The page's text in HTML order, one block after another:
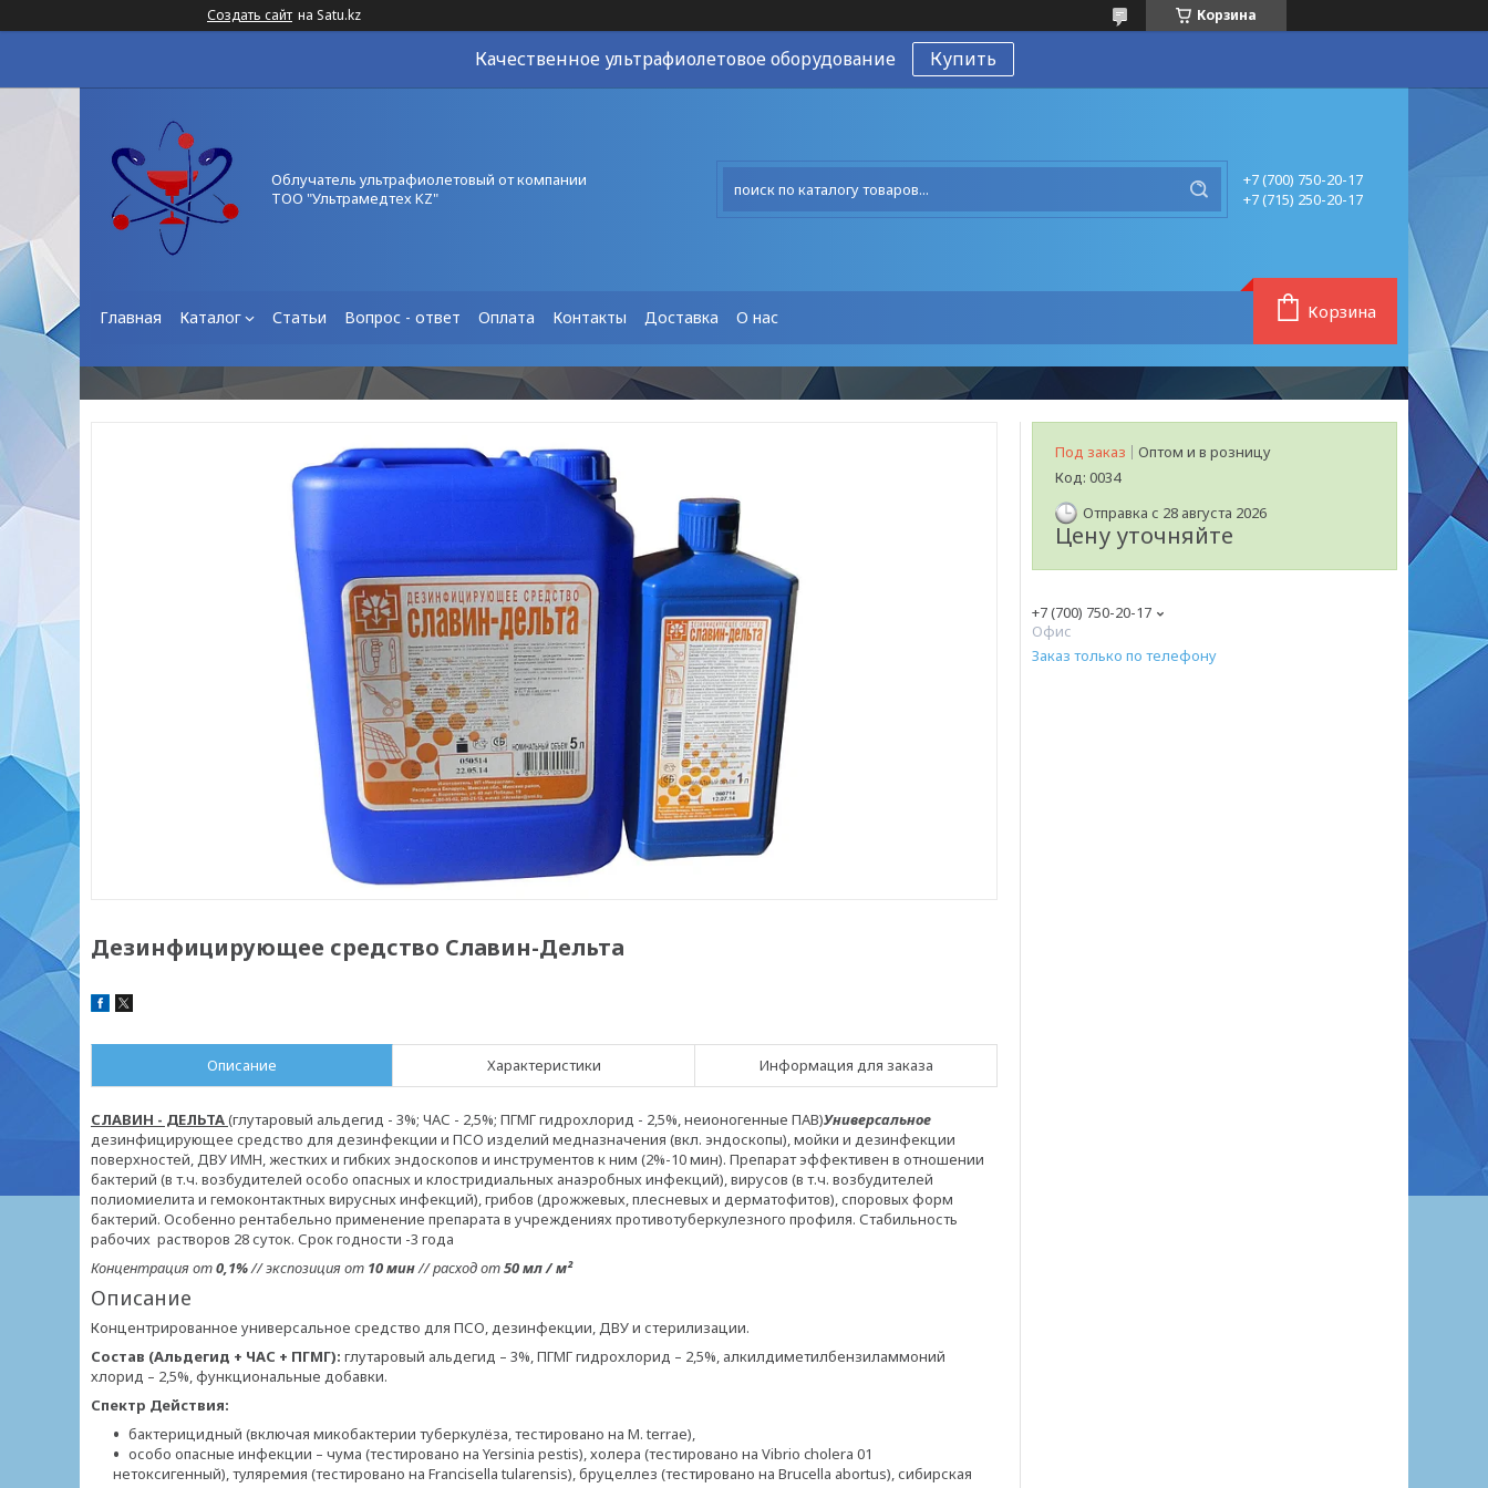
Создать сайт на Satu.kz Корзина
Качественное ультрафиолетовое оборудование Купить
Облучатель ультрафиолетовый от компании
ТОО "Ультрамедтех KZ"
+7 (700) 750-20-17
+7 (715) 250-20-17
Главная Каталог Статьи Вопрос - ответ Оплата Контакты Доставка О нас Корзина
Дезинфицирующее средство Славин-Дельта
Описание Характеристики Информация для заказа
СЛАВИН - ДЕЛЬТА(глутаровый альдегид - 3%; ЧАС - 2,5%; ПГМГ гидрохлорид - 2,5%, неионогенные ПАВ)Универсальное
дезинфицирующее средство для дезинфекции и ПСО изделий медназначения (вкл. эндоскопы), мойки и дезинфекции
поверхностей, ДВУ ИМН, жестких и гибких эндоскопов и инструментов к ним (2%-10 мин). Препарат эффективен в отношении
бактерий (в т.ч. возбудителей особо опасных и клостридиальных анаэробных инфекций), вирусов (в т.ч. возбудителей
полиомиелита и гемоконтактных вирусных инфекций), грибов (дрожжевых, плесневых и дерматофитов), споровых форм
бактерий. Особенно рентабельно применение препарата в учреждениях противотуберкулезного профиля. Стабильность
рабочих растворов 28 суток. Срок годности -3 года
Концентрация от0,1%// экспозиция от 10 мин// расход от50 мл / м²
Описание
Концентрированное универсальное средство для ПСО, дезинфекции, ДВУ и стерилизации.
Состав (Альдегид + ЧАС + ПГМГ): глутаровый альдегид – 3%, ПГМГ гидрохлорид – 2,5%, алкилдиметилбензиламмоний
хлорид – 2,5%, функциональные добавки.
Спектр Действия:
бактерицидный (включая микобактерии туберкулёза, тестировано на М. terrae),
особо опасные инфекции – чума (тестировано на Yersinia pestis), холера (тестировано на Vibrio cholera 01
нетоксигенный), туляремия (тестировано на Francisella tularensis), бруцеллез (тестировано на Brucella abortus), сибирская
Под заказ
Оптом и в розницу
Код: 0034
Отправка с 28 августа 2026
Цену уточняйте
+7 (700) 750-20-17
Офис
Заказ только по телефону